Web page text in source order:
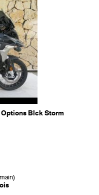
Options Blck Storm